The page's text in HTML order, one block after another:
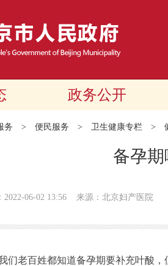
政务公开
务 > 便民服务 > 卫生健康专栏 >
备孕
2022-06-02 13:56 来源：北京妇产医院
老百姓都知道备孕期要补充叶酸，